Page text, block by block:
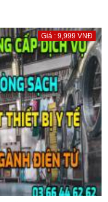
Giá : 9,999 VNĐ